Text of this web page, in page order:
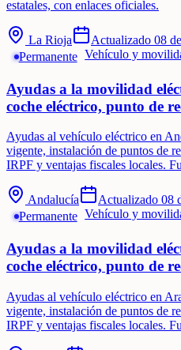
estatales, con enlaces oficiales.
La Rioja Actualizado 08
Permanente Vehículo y
Ayudas a la movilidad
coche eléctrico, punto de
Ayudas al vehículo eléctrico en
vigente, instalación de puntos de
IRPF y ventajas fiscales locales.
Andalucía Actualizado 08
Permanente Vehículo y
Ayudas a la movilidad
coche eléctrico, punto de
Ayudas al vehículo eléctrico en
vigente, instalación de puntos de
IRPF y ventajas fiscales locales.